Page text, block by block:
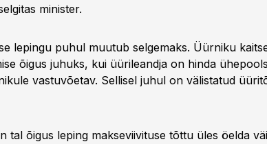
minister.
lepingu puhul muutub selgemaks. Üürniku
õigus juhuks, kui üürileandja on hinda
vastuvõetav. Sellisel juhul on välistatud
tal õigus leping makseviivituse tõttu üles öelda